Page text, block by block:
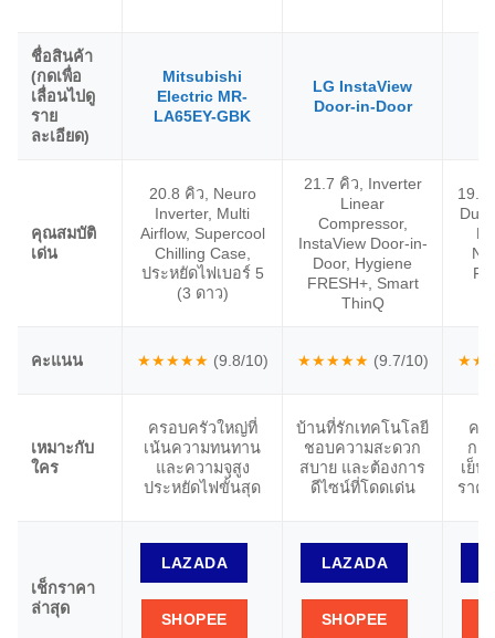
ชื่อสินค้า
(กดเพื่อ
เลื่อนไปดู
ราย
ละเอียด)
Mitsubishi
Electric MR-
LA65EY-GBK
LG InstaView
Door-in-Door
คุณสมบัติ
เด่น
20.8 คิว, Neuro
Inverter, Multi
Airflow, Supercool
Chilling Case,
ประหยัดไฟเบอร์ 5
(3 ดาว)
21.7 คิว, Inverter
Linear
Compressor,
InstaView Door-in-
Door, Hygiene
FRESH+, Smart
ThinQ
19.9
คะแนน ★★★★★ (9.8/10) ★★★★★ (9.7/10)
เหมาะกับ
ใคร
ครอบครัวใหญ่ที่
เน้นความทนทาน
และความจุสูง
ประหยัดไฟขั้นสุด
บ้านที่รักเทคโนโลยี
ชอบความสะดวก
สบาย และต้องการ
ดีไซน์ที่โดดเด่น
คร
กล
เย็น
ราค
เช็กราคา
ล่าสุด
LAZADA
SHOPEE
LAZADA
SHOPEE